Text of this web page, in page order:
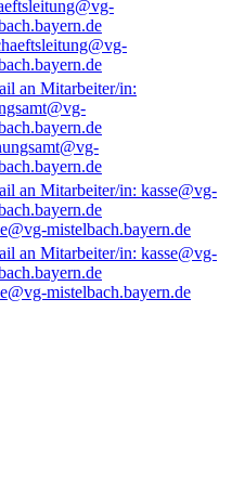
mistelbach.bayern.de
mistelbach.bayern.de